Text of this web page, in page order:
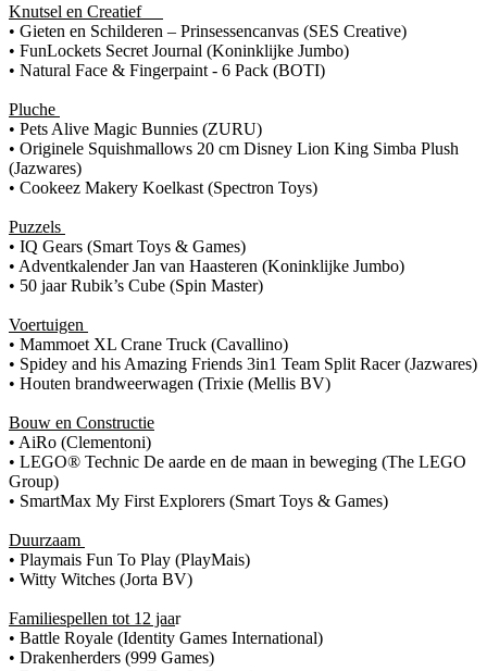
Knutsel en Creatief
• Gieten en Schilderen – Prinsessencanvas (SES Creative)
• FunLockets Secret Journal (Koninklijke Jumbo)
• Natural Face & Fingerpaint - 6 Pack (BOTI)
Pluche
• Pets Alive Magic Bunnies (ZURU)
• Originele Squishmallows 20 cm Disney Lion King Simba Plush
(Jazwares)
• Cookeez Makery Koelkast (Spectron Toys)
Puzzels
• IQ Gears (Smart Toys & Games)
• Adventkalender Jan van Haasteren (Koninklijke Jumbo)
• 50 jaar Rubik’s Cube (Spin Master)
Voertuigen
• Mammoet XL Crane Truck (Cavallino)
• Spidey and his Amazing Friends 3in1 Team Split Racer (Jazwares)
• Houten brandweerwagen (Trixie (Mellis BV)
Bouw en Constructie
• AiRo (Clementoni)
• LEGO® Technic De aarde en de maan in beweging (The LEGO
Group)
• SmartMax My First Explorers (Smart Toys & Games)
Duurzaam
• Playmais Fun To Play (PlayMais)
• Witty Witches (Jorta BV)
Familiespellen tot 12 jaar
• Battle Royale (Identity Games International)
• Drakenherders (999 Games)